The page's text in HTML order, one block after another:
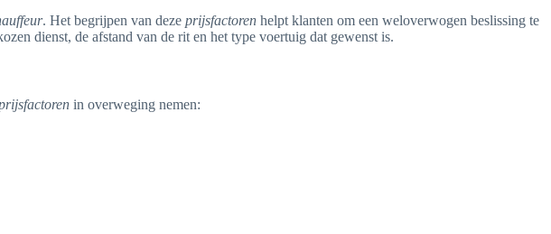
. Het begrijpen van deze prijsfactoren helpt klanten om een weloverwogen beslissing te
dienst, de afstand van de rit en het type voertuig dat gewenst is.
in overweging nemen: